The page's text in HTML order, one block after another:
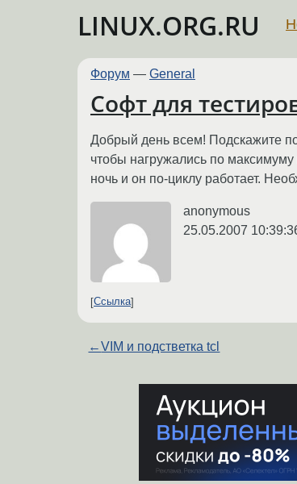
LINUX.ORG.RU
Форум — General
Софт для
Добрый день всем! Подскажите
чтобы нагружались по
ночь и он по-циклу работает.
anonymous
25.05.2007
Ссылка
←VIM и подстветка tcl